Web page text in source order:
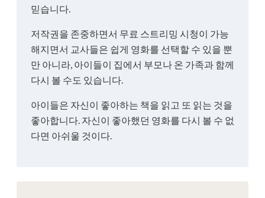
믿습니다.
저작권을 존중하면서 무료 스트리밍 시청이 가능
해지면서 교사들은 쉽게 영화를 선택할 수 있을 뿐
만 아니라, 아이들이 집에서 부모나 온 가족과 함께
다시 볼 수도 있습니다.
아이들은 자신이 좋아하는 책을 읽고 또 읽는 것을
좋아합니다. 자신이 좋아했던 영화를 다시 볼 수 없
다면 아쉬울 것이다.